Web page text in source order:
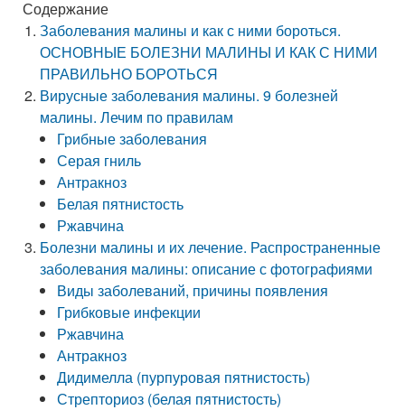
Содержание
Заболевания малины и как с ними бороться.
ОСНОВНЫЕ БОЛЕЗНИ МАЛИНЫ И КАК С НИМИ
ПРАВИЛЬНО БОРОТЬСЯ
Вирусные заболевания малины. 9 болезней
малины. Лечим по правилам
Грибные заболевания
Серая гниль
Антракноз
Белая пятнистость
Ржавчина
Болезни малины и их лечение. Распространенные
заболевания малины: описание с фотографиями
Виды заболеваний, причины появления
Грибковые инфекции
Ржавчина
Антракноз
Дидимелла (пурпуровая пятнистость)
Стрепториоз (белая пятнистость)